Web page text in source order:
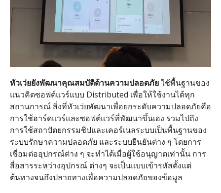
หัวเว่ยยังพัฒนาคุณสมบัติต้านความปลอดภัยใช้พื้นฐานของ
แนวคิดซอฟต์แวร์แบบ Distributed เพื่อให้ใช้งานได้ทุก
สถานการณ์ สิ่งที่หัวเว่ยพัฒนาเพื่อยกระดับความปลอดภัยคือ
การใช้ฮาร์ดแวร์และซอฟต์แวร์ที่พัฒนาขึ้นเอง รวมไปถึง
การใช้สถาปัตยกรรมชิปและเคอร์เนลระบบเป็นพื้นฐานของ
ระบบรักษาความปลอดภัย และระบบยืนยันต่าง ๆ โดยการ
เชื่อมต่ออุปกรณ์ต่าง ๆ จะทําได้เมื่อผู้ใช้อนุญาตเท่านั้น การ
สื่อสารระหว่างอุปกรณ์ ต่างๆ จะเป็นแบบเข้ารหัสตั้งแต่
ต้นทางจนถึงปลายทางเพื่อความปลอดภัยของข้อมูล